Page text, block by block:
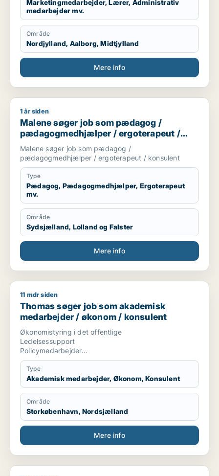
Marketingmedarbejder, Lærer, Administrativ
medarbejder mv.
Område
Nordjylland, Aalborg, Midtjylland
Mere info
Malene søger job som pædagog / pædagogmedhjælper /
1 år siden
Malene søger job som pædagog /
pædagogmedhjælper / ergoterapeut /
konsulent
Malene søger job som pædagog /
pædagogmedhjælper / ergoterapeut / konsulent
Type
Pædagog, Pædagogmedhjælper, Ergoterapeut
mv.
Område
Sydsjælland, Lolland og Falster
Mere info
Thomas søger job som akademisk medarbejder / økonom /
11 mdr siden
Thomas søger job som akademisk
medarbejder / økonom / konsulent
Økonomistyring i det offentlige
Ledelsessupport
Policymedarbejder
AC-Generalist
Akademiker
Type
Akademisk medarbejder, Økonom, Konsulent
Område
Storkøbenhavn, Nordsjælland
Mere info